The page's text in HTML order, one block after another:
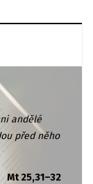
andělé
před něho
Mt 25,31–32